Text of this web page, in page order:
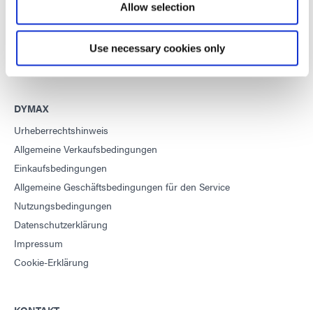
Allow selection
Use necessary cookies only
Diese Website ist durch reCAPTCHA geschützt und die
Datenschutzerklärung von GoogleUndServicebedingungen
DYMAX
Urheberrechtshinweis
Allgemeine Verkaufsbedingungen
Einkaufsbedingungen
Allgemeine Geschäftsbedingungen für den Service
Nutzungsbedingungen
Datenschutzerklärung
Impressum
Cookie-Erklärung